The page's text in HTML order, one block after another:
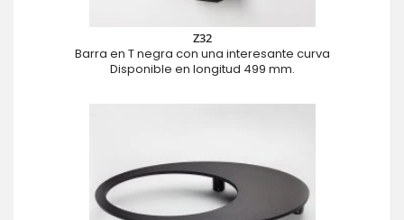
Z32
Barra en T negra con una interesante curva
Disponible en longitud 499 mm.